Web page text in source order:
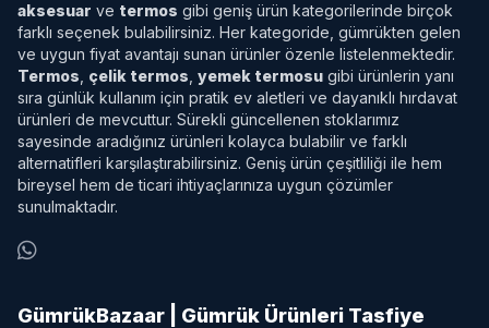
aksesuar ve termos gibi geniş ürün kategorilerinde birçok
farklı seçenek bulabilirsiniz. Her kategoride, gümrükten gelen
ve uygun fiyat avantajı sunan ürünler özenle listelenmektedir.
Termos çelik termos yemek termosu gibi ürünlerin yanı
sıra günlük kullanım için pratik ev aletleri ve dayanıklı hırdavat
ürünleri de mevcuttur. Sürekli güncellenen stoklarımız
sayesinde aradığınız ürünleri kolayca bulabilir ve farklı
alternatifleri karşılaştırabilirsiniz. Geniş ürün çeşitliliği ile hem
bireysel hem de ticari ihtiyaçlarınıza uygun çözümler
sunulmaktadır.
GümrükBazaar | Gümrük Ürünleri Tasfiye